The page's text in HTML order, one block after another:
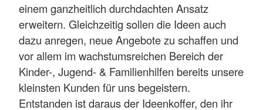
einem ganzheitlich durchdachten Ansatz
erweitern. Gleichzeitig sollen die Ideen auch
dazu anregen, neue Angebote zu schaffen und
vor allem im wachstumsreichen Bereich der
Kinder-, Jugend- & Familienhilfen bereits unsere
kleinsten Kunden für uns begeistern.
Entstanden ist daraus der Ideenkoffer, den ihr